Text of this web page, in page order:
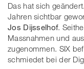
Das hat sich
Jahren sichtbar
Jos Dijsselhof.
Massnahmen und
zugenommen. SIX
schmiedet bei der